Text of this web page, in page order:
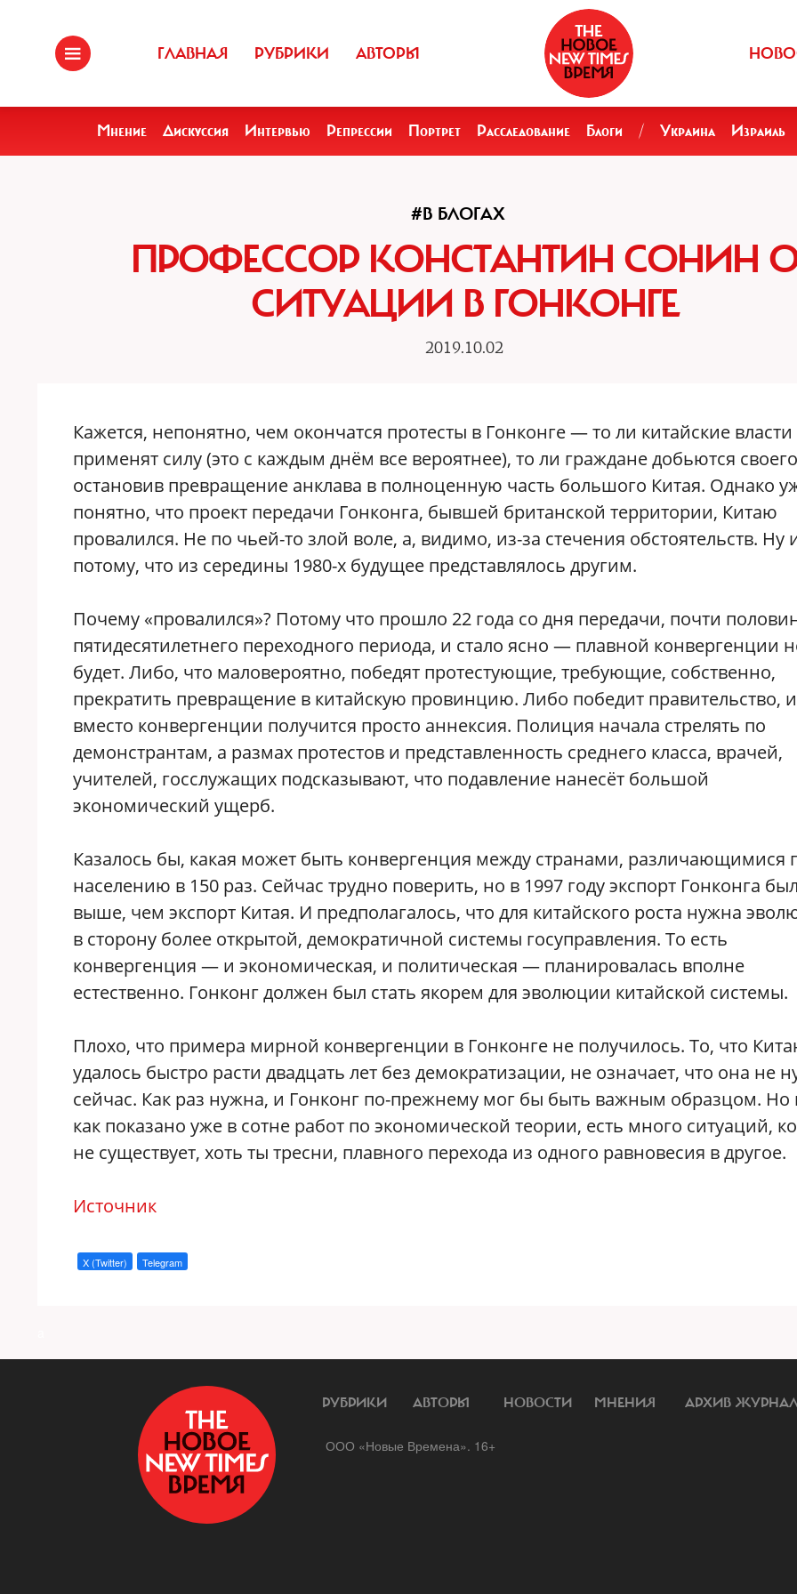
ГЛАВНАЯ РУБРИКИ АВТОРЫ
Мнение Дискуссия Интервью Репрессии Портрет Расследование Блоги / Украина Израиль
#В БЛОГАХ
ПРОФЕССОР КОНСТАНТИН СОНИН
СИТУАЦИИ В ГОНКОНГЕ
2019.10.02
Кажется, непонятно, чем окончатся протесты в Гонконге — то ли китайские власти
применят силу (это с каждым днём все вероятнее), то ли граждане добьются
остановив превращение анклава в полноценную часть большого Китая. Однако
понятно, что проект передачи Гонконга, бывшей британской территории, Китаю
провалился. Не по чьей-то злой воле, а, видимо, из-за стечения обстоятельств. Ну
потому, что из середины 1980-х будущее представлялось другим.
Почему «провалился»? Потому что прошло 22 года со дня передачи, почти
пятидесятилетнего переходного периода, и стало ясно — плавной конвергенции
будет. Либо, что маловероятно, победят протестующие, требующие, собственно,
прекратить превращение в китайскую провинцию. Либо победит правительство, и
вместо конвергенции получится просто аннексия. Полиция начала стрелять по
демонстрантам, а размах протестов и представленность среднего класса, врачей,
учителей, госслужащих подсказывают, что подавление нанесёт большой
экономический ущерб.
Казалось бы, какая может быть конвергенция между странами, различающимися
населению в 150 раз. Сейчас трудно поверить, но в 1997 году экспорт Гонконга был
выше, чем экспорт Китая. И предполагалось, что для китайского роста нужна
в сторону более открытой, демократичной системы госуправления. То есть
конвергенция — и экономическая, и политическая — планировалась вполне
естественно. Гонконг должен был стать якорем для эволюции китайской системы.
Плохо, что примера мирной конвергенции в Гонконге не получилось. То, что
удалось быстро расти двадцать лет без демократизации, не означает, что она не
сейчас. Как раз нужна, и Гонконг по-прежнему мог бы быть важным образцом. Но
как показано уже в сотне работ по экономической теории, есть много ситуаций,
не существует, хоть ты тресни, плавного перехода из одного равновесия в другое.
Источник
X (Twitter) Telegram
РУБРИКИ АВТОРЫ НОВОСТИ МНЕНИЯ АРХИВ
ООО «Новые Времена». 16+